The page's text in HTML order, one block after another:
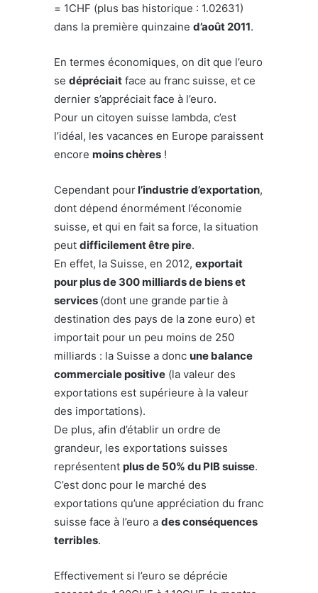
= 1CHF (plus bas historique : 1.02631)
dans la première quinzaine d’août 2011.
En termes économiques, on dit que l’euro
se dépréciait face au franc suisse, et ce
dernier s’appréciait face à l’euro.
Pour un citoyen suisse lambda, c’est
l’idéal, les vacances en Europe paraissent
encore moins chères !
Cependant pour l’industrie d’exportation,
dont dépend énormément l’économie
suisse, et qui en fait sa force, la situation
peut difficilement être pire.
En effet, la Suisse, en 2012, exportait
pour plus de 300 milliards de biens et
services (dont une grande partie à
destination des pays de la zone euro) et
importait pour un peu moins de 250
milliards : la Suisse a donc une balance
commerciale positive (la valeur des
exportations est supérieure à la valeur
des importations).
De plus, afin d’établir un ordre de
grandeur, les exportations suisses
représentent plus de 50% du PIB suisse.
C’est donc pour le marché des
exportations qu’une appréciation du franc
suisse face à l’euro a des conséquences
terribles.
Effectivement si l’euro se déprécie